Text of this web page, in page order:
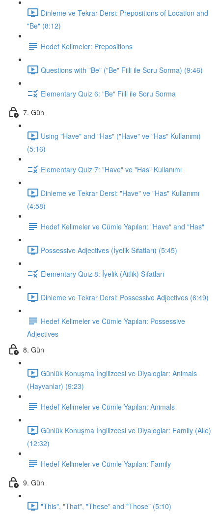
Dinleme ve Tekrar Dersi: Prepositions of Location and
"Be" (8:12)
Hedef Kelimeler: Prepositions
Questions with "Be" ("Be" Fiili ile Soru Sorma) (9:46)
Elementary Quiz 6: "Be" Fiili ile Soru Sorma
7. Gün
Using "Have" and "Has" ("Have" ve "Has" Kullanımı)
(5:16)
Elementary Quiz 7: "Have" ve "Has" Kullanımı
Dinleme ve Tekrar Dersi: "Have" ve "Has" Kullanımı
(4:58)
Hedef Kelimeler ve Cümle Yapıları: "Have" and "Has"
Possessive Adjectives (İyelik Sıfatları) (5:45)
Elementary Quiz 8: İyelik (Aitlik) Sıfatları
Dinleme ve Tekrar Dersi: Possessive Adjectives (6:49)
Hedef Kelimeler ve Cümle Yapıları: Possessive
Adjectives
8. Gün
Günlük Konuşma İngilizcesi ve Diyaloglar: Animals
(Hayvanlar) (9:23)
Hedef Kelimeler ve Cümle Yapıları: Animals
Günlük Konuşma İngilizcesi ve Diyaloglar: Family (Aile)
(12:32)
Hedef Kelimeler ve Cümle Yapıları: Family
9. Gün
"This", "That", "These" and "Those" (5:10)